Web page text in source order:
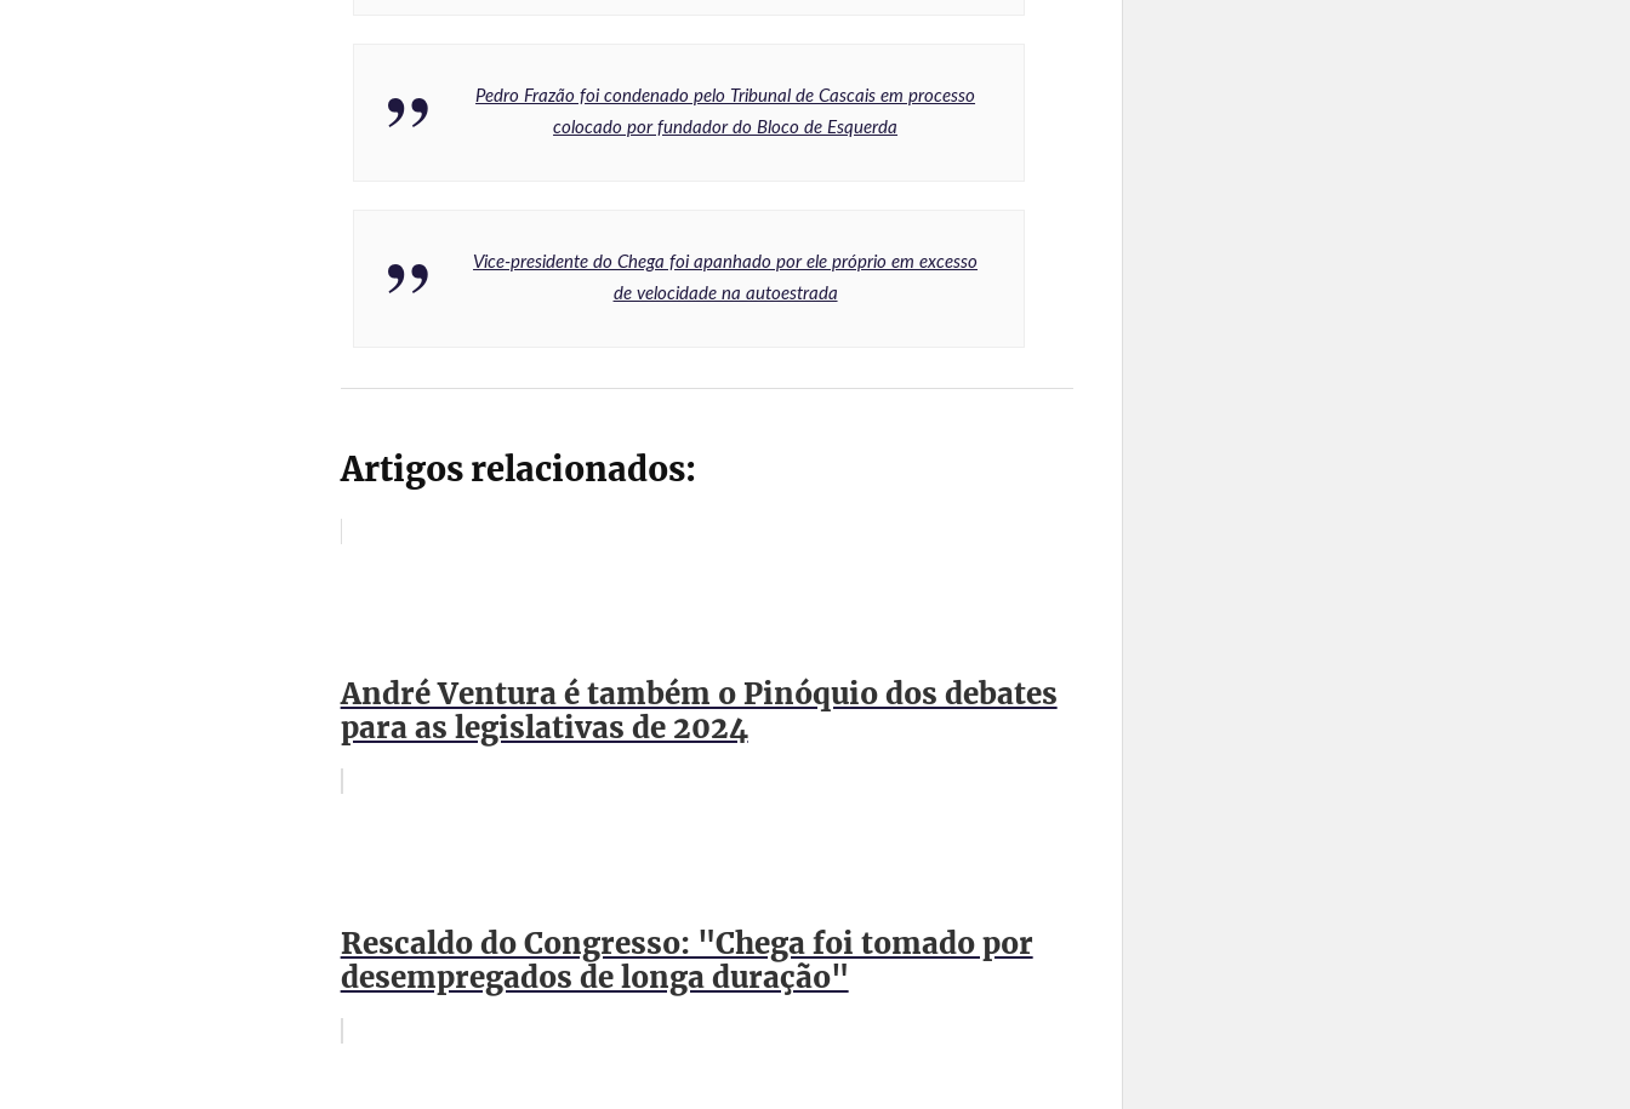
Pedro Frazão foi condenado pelo Tribunal de Cascais em processo
colocado por fundador do Bloco de Esquerda
Vice-presidente do Chega foi apanhado por ele próprio em excesso
de velocidade na autoestrada
Artigos relacionados:
André Ventura é também o Pinóquio dos debates
para as legislativas de 2024
Rescaldo do Congresso: "Chega foi tomado por
desempregados de longa duração"